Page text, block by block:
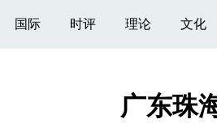
国际 时评 理论 文化
广东珠